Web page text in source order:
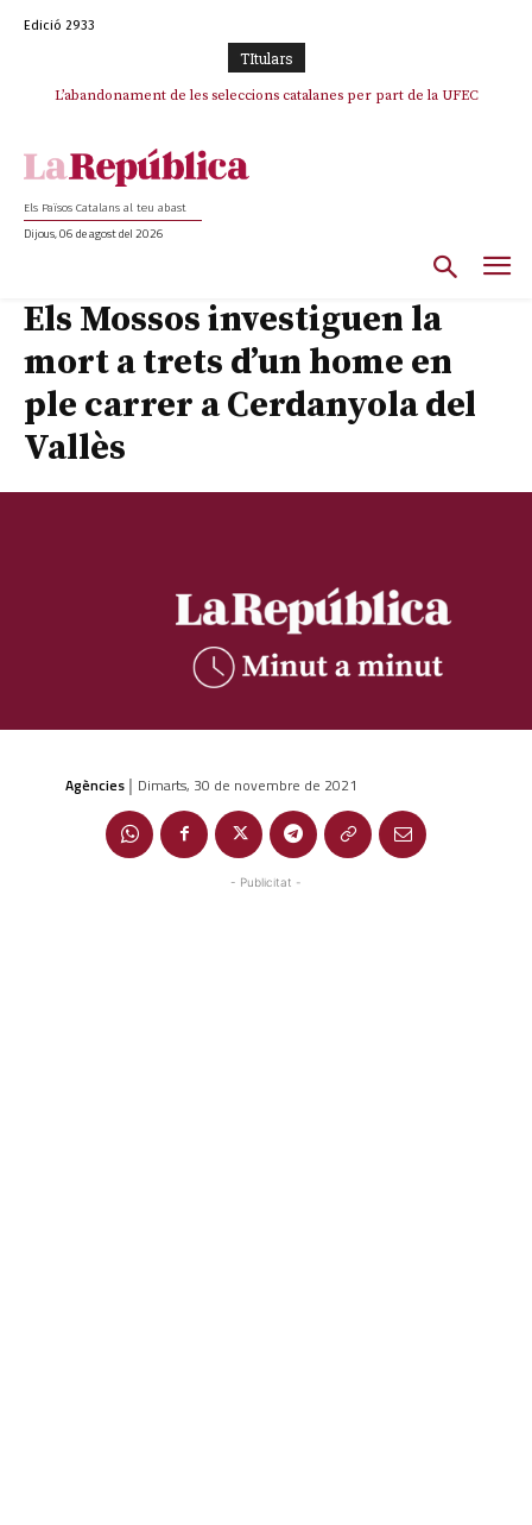
Edició 2933
TItulars
L’abandonament de les seleccions catalanes per part de la UFEC
TV3 perd el lideratge després de 23 mesos: Una deriva sense continguts i
Els Països Catalans al teu abast
Dijous, 06 de agost del 2026
Els Mossos investiguen la
mort a trets d’un home en
ple carrer a Cerdanyola del
Vallès
Agències | Dimarts, 30 de novembre de 2021
- Publicitat -